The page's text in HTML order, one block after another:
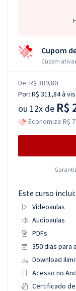
Cupom
Cupom
De: R$ 389,80
Por: R$ 311,84à
ou 12x de R$
Economize R$
Este curso inclui:
Videoaulas
Audioaulas
PDFs
350 dias para
Download
Acesso no
Certificado